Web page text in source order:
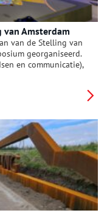
Amsterdam
van de Stelling van
georganiseerd.
en communicatie),